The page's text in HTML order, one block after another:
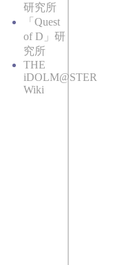
研究所
「Quest
of D」研
究所
THE
iDOLM@STER
Wiki